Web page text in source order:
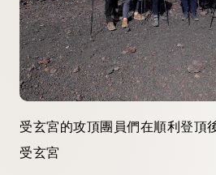
受玄宮的攻頂團員們在順利登頂
受玄宮